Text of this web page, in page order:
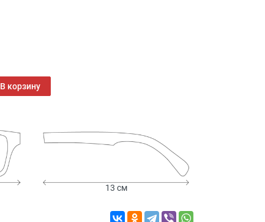
В корзину
13 см